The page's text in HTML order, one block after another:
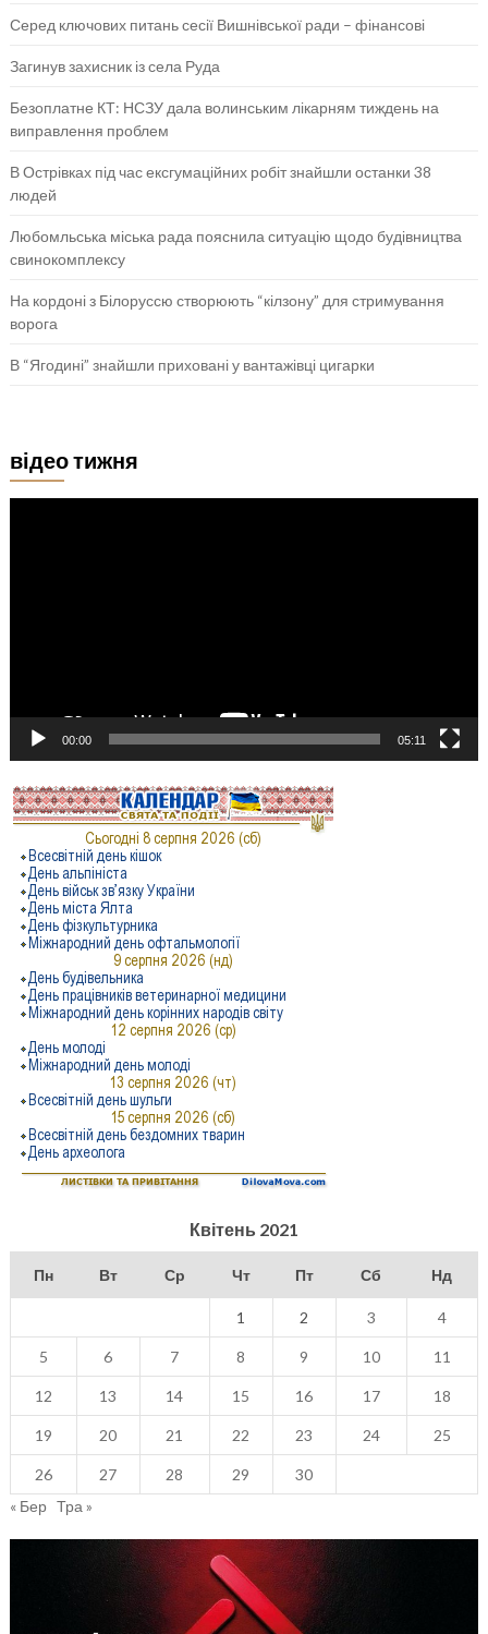
Серед ключових питань сесії Вишнівської ради – фінансові
Загинув захисник із села Руда
Безоплатне КТ: НСЗУ дала волинським лікарням тиждень на
виправлення проблем
В Острівках під час ексгумаційних робіт знайшли останки 38
людей
Любомльська міська рада пояснила ситуацію щодо будівництва
свинокомплексу
На кордоні з Білоруссю створюють “кілзону” для стримування
ворога
В “Ягодині” знайшли приховані у вантажівці цигарки
відео тижня
00:00 05:11
Квітень 2021
Пн Вт Ср Чт Пт Сб Нд
1 2 3 4
5 6 7 8 9 10 11
12 13 14 15 16 17 18
19 20 21 22 23 24 25
26 27 28 29
30
« Бер Тра »